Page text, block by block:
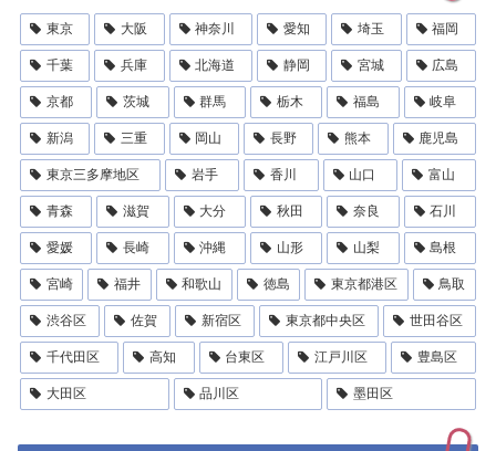
東京 大阪 神奈川 愛知 埼玉 福岡
千葉 兵庫 北海道 静岡 宮城 広島
京都 茨城 群馬 栃木 福島 岐阜
新潟 三重 岡山 長野 熊本 鹿児島
東京三多摩地区 岩手 香川 山口 富山
青森 滋賀 大分 秋田 奈良 石川
愛媛 長崎 沖縄 山形 山梨 島根
宮崎 福井 和歌山 徳島 東京都港区 鳥取
渋谷区 佐賀 新宿区 東京都中央区 世田谷区
千代田区 高知 台東区 江戸川区 豊島区
大田区 品川区 墨田区